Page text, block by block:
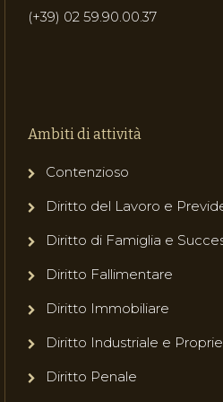
(+39) 02 59.90.00.37
Ambiti di attività
Contenzioso
Diritto del Lavoro e
Diritto di Famiglia e
Diritto Fallimentare
Diritto Immobiliare
Diritto Industriale e
Diritto Penale